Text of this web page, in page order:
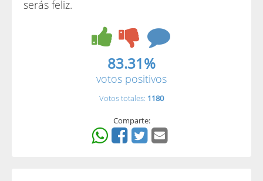
serás feliz.
83.31%
votos positivos
Votos totales: 1180
Comparte: